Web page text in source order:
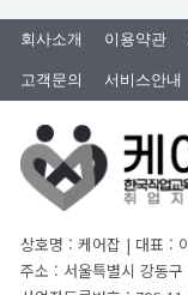
회사소개 이용약관
고객문의 서비스안내
상호명 : 케어잡 | 대표 :
주소 : 서울특별시 강동